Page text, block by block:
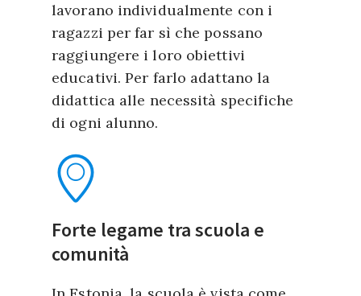
lavorano individualmente con i
ragazzi per far sì che possano
raggiungere i loro obiettivi
educativi. Per farlo adattano la
didattica alle necessità specifiche
di ogni alunno.
Forte legame tra scuola e
comunità